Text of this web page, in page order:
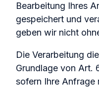
Bearbeitung Ihres
gespeichert und
geben wir nicht
Die Verarbeitung
Grundlage von Art.
sofern Ihre Anfrage